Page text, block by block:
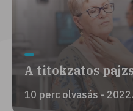
A titokzatos
10 perc olvasás -